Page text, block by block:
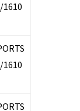
1610
1610